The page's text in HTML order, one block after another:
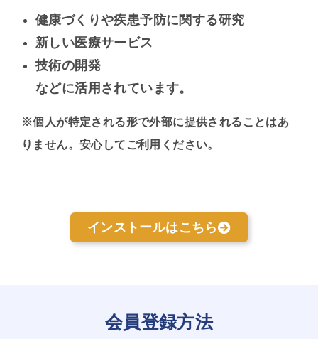
健康づくりや疾患予防に関する研究
新しい医療サービス
技術の開発
などに活用されています。
※個人が特定される形で外部に提供されることはあ
りません。安心してご利用ください。
インストールはこちら
会員登録方法